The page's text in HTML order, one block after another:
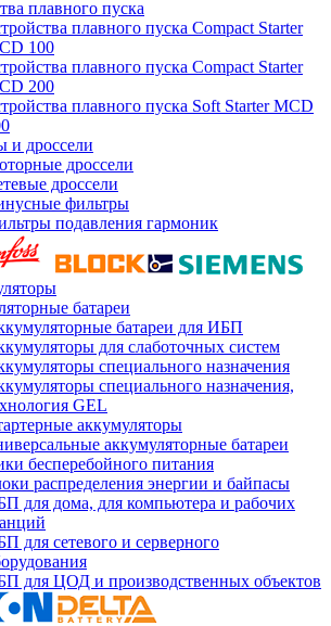
плавного пуска
плавного пуска Compact Starter
100
плавного пуска Compact Starter
200
плавного пуска Soft Starter MCD
и дроссели
дроссели
дроссели
фильтры
подавления гармоник
батареи
батареи для ИБП
для слаботочных систем
специального назначения
специального назначения,
GEL
аккумуляторы
аккумуляторные батареи
бесперебойного питания
распределения энергии и байпасы
для дома, для компьютера и рабочих
для сетевого и серверного
для ЦОД и производственных объектов